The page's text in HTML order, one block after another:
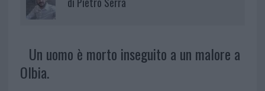
Un uomo è morto inseguito a un malore a
Olbia.